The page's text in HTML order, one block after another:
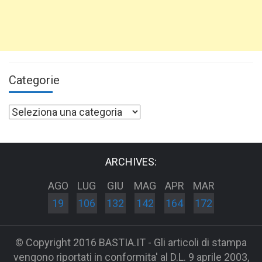
Categorie
Categorie
ARCHIVES:
AGO
19
LUG
106
GIU
132
MAG
142
APR
164
MAR
172
© Copyright 2016 BASTIA.IT - Gli articoli di stampa
vengono riportati in conformita' al D.L. 9 aprile 2003,